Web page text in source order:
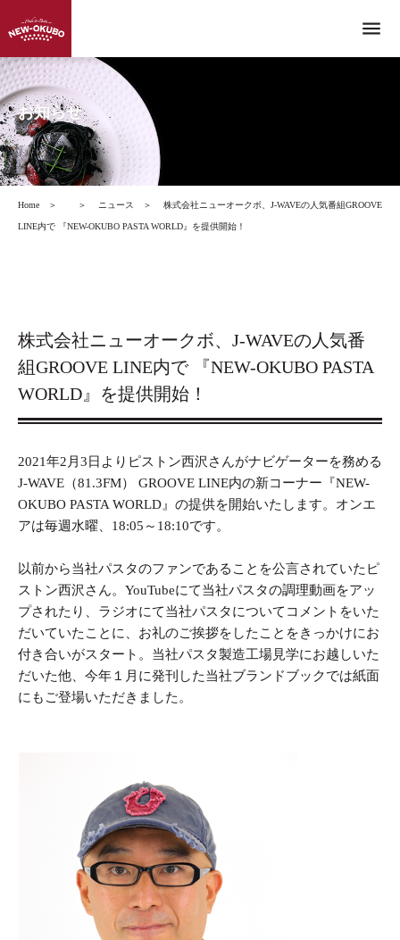
menu
お知らせ
Home ＞ ＞ ニュース ＞ 株式会社ニューオークボ、J-WAVEの人気番組GROOVE
LINE内で 『NEW-OKUBO PASTA WORLD』を提供開始！
株式会社ニューオークボ、J-WAVEの人気番
組GROOVE LINE内で 『NEW-OKUBO PASTA
WORLD』を提供開始！
2021年2月3日よりピストン西沢さんがナビゲーターを務める
J-WAVE（81.3FM） GROOVE LINE内の新コーナー『NEW-
OKUBO PASTA WORLD』の提供を開始いたします。オンエ
アは毎週水曜、18:05～18:10です。
以前から当社パスタのファンであることを公言されていたピ
ストン西沢さん。YouTubeにて当社パスタの調理動画をアッ
プされたり、ラジオにて当社パスタについてコメントをいた
だいていたことに、お礼のご挨拶をしたことをきっかけにお
付き合いがスタート。当社パスタ製造工場見学にお越しいた
だいた他、今年１月に発刊した当社ブランドブックでは紙面
にもご登場いただきました。